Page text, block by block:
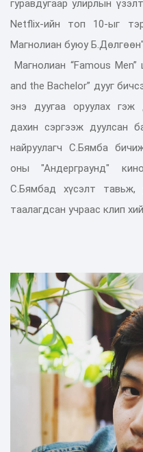
гуравдугаар улирлын
Netflix-ийн топ 10-ыг
Магнолиан буюу
Магнолиан “Famous
and the Bachelor” дууг
энэ дуугаа оруулах гэж
дахин сэргээж дуулсан
найруулагч С.Бямба
оны "Андерграунд"
С.Бямбад хүсэлт тавьж,
таалагдсан учраас клип